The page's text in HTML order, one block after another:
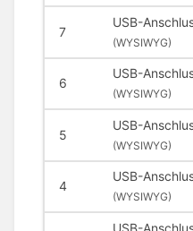
7
USB-
(WYSIWYG)
6
USB-
(WYSIWYG)
5
USB-
(WYSIWYG)
4
USB-
(WYSIWYG)
USB-